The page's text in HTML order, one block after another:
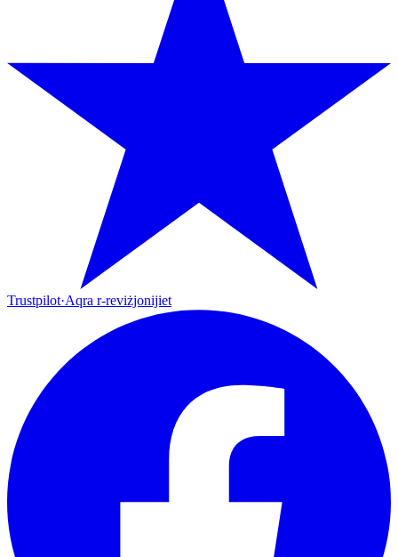
Trustpilot·Aqra r-reviżjonijiet